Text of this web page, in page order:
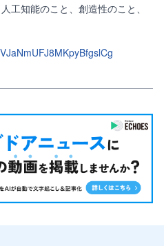
工知能のこと、創造性のこと、